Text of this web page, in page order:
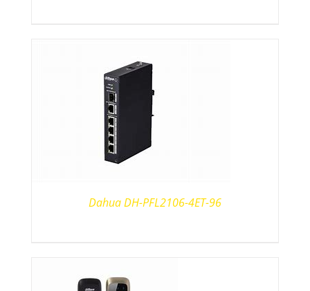
Dahua DH-PFL2106-4ET-96